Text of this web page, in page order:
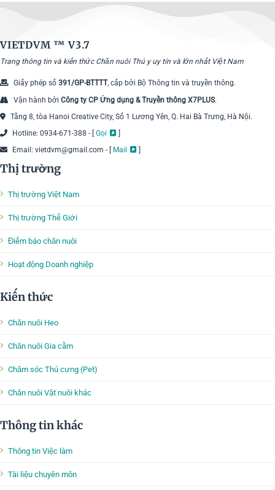
VIETDVM ™V3.7
Trang thông tin và kiến thức Chăn nuôi Thú y uy tín và lớn nhất Việt Nam
Giấy phép số 391/GP-BTTTT, cấp bởi Bộ Thông tin và truyền thông.
Vận hành bởi Công ty CP Ứng dụng & Truyền thông X7PLUS.
Tầng 8, tòa Hanoi Creative City, Số 1 Lương Yên, Q. Hai Bà Trưng, Hà Nội.
Hotline: 0934-671-388 - [ Gọi
Email: vietdvm@gmail.com - [
Mail
Thị trường
Thị trường Việt Nam
Thị trường Thế Giới
Điểm báo chăn nuôi
Hoạt động Doanh nghiệp
Kiến thức
Chăn nuôi Heo
Chăn nuôi Gia cầm
Chăm sóc Thú cưng (Pet)
Chăn nuôi Vật nuôi khác
Thông tin khác
Thông tin Việc làm
Tài liệu chuyên môn